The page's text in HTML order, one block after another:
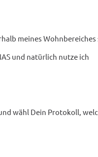
meines Wohnbereiches
und natürlich nutze ich
wähl Dein Protokoll,